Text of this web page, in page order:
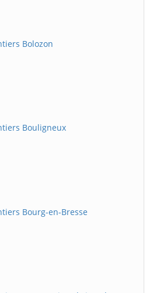
Bolozon
Bouligneux
Bourg-en-Bresse